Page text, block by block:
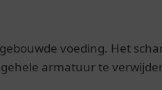
voeding. Het
armatuur te